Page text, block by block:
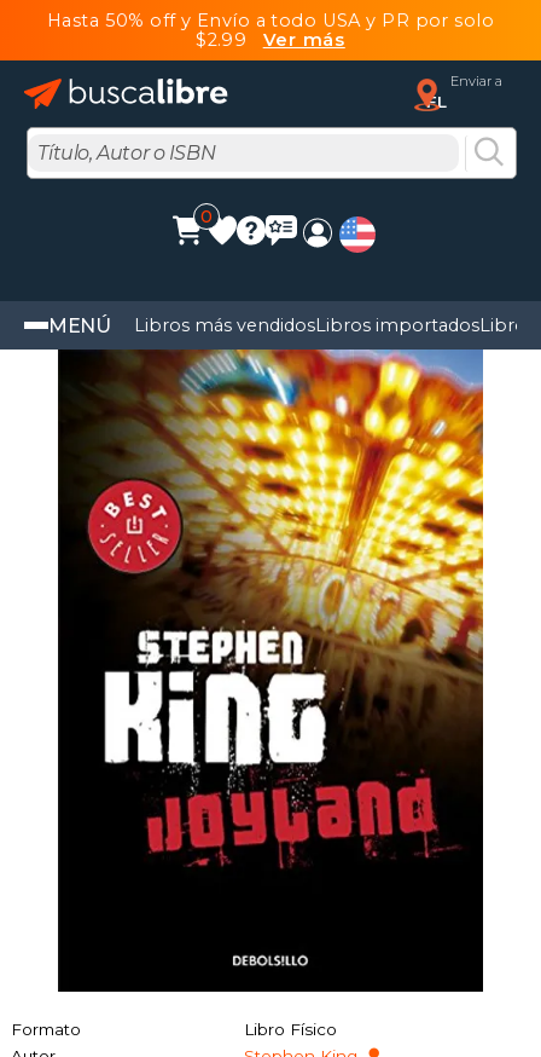
Hasta 50% off y Envío a todo USA y PR por solo
$2.99 Ver más
Enviar a
FL
0
MENÚ Libros más vendidosLibros importadosLibros
Formato
Libro Físico